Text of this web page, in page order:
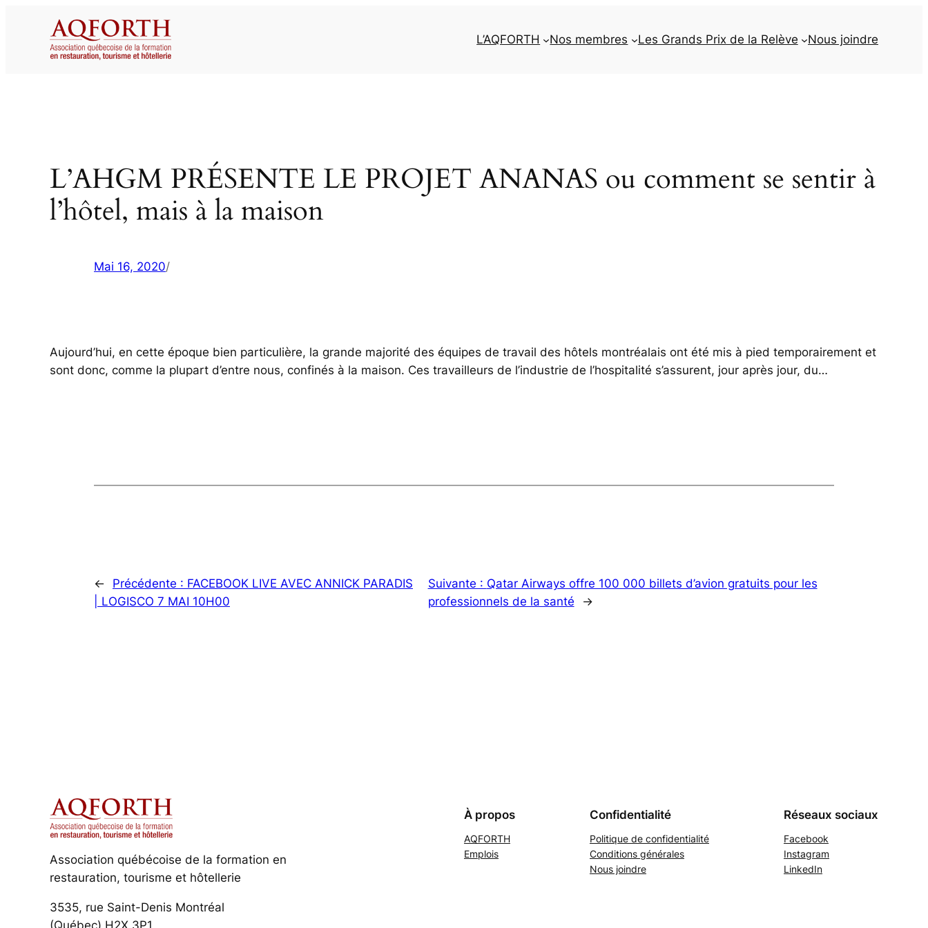
L’AQFORTH Nos membres Les Grands Prix de la Relève Nous joindre
L’AHGM PRÉSENTE LE PROJET ANANAS ou comment se sentir à
l’hôtel, mais à la maison
Mai 16, 2020/
Aujourd’hui, en cette époque bien particulière, la grande majorité des équipes de travail des hôtels montréalais ont été mis à pied temporairement et
sont donc, comme la plupart d’entre nous, confinés à la maison. Ces travailleurs de l’industrie de l’hospitalité s’assurent, jour après jour, du…
← Précédente : FACEBOOK LIVE AVEC ANNICK PARADIS
| LOGISCO 7 MAI 10H00
Suivante : Qatar Airways offre 100 000 billets d’avion gratuits pour les
professionnels de la santé
→
Association québécoise de la formation en
restauration, tourisme et hôtellerie
3535, rue Saint-Denis Montréal
(Québec) H2X 3P1
À propos
AQFORTH
Emplois
Confidentialité
Politique de confidentialité
Conditions générales
Nous joindre
Réseaux sociaux
Facebook
Instagram
LinkedIn